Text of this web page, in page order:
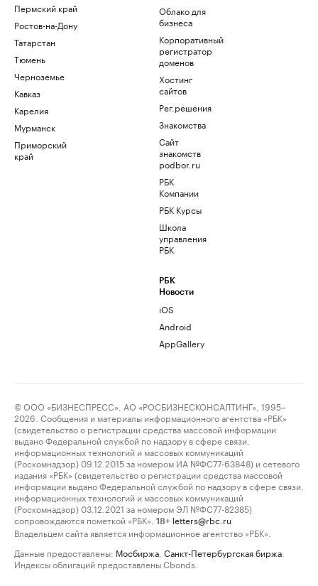
Пермский край
Ростов-на-Дону
Татарстан
Тюмень
Черноземье
Кавказ
Карелия
Мурманск
Приморский
край
Облако для
бизнеса
Корпоративный
регистратор
доменов
Хостинг
сайтов
Рег.решения
Знакомства
Сайт
знакомств
podbor.ru
РБК
Компании
РБК Курсы
Школа
управления
РБК
РБК
Новости
iOS
Android
AppGallery
© ООО «БИЗНЕСПРЕСС», АО «РОСБИЗНЕСКОНСАЛТИНГ», 1995–
2026. Сообщения и материалы информационного агентства «РБК»
(свидетельство о регистрации средства массовой информации
выдано Федеральной службой по надзору в сфере связи,
информационных технологий и массовых коммуникаций
(Роскомнадзор) 09.12.2015 за номером ИА №ФС77-63848) и сетевого
издания «РБК» (свидетельство о регистрации средства массовой
информации выдано Федеральной службой по надзору в сфере связи,
информационных технологий и массовых коммуникаций
(Роскомнадзор) 03.12.2021 за номером ЭЛ №ФС77-82385)
сопровождаются пометкой «РБК».
18+ letters@rbc.ru
Владельцем сайта является информационное агентство «РБК».
Данные предоставлены: Мосбиржа Санкт-Петербургская биржа
Индексы облигаций предоставлены Cbonds.